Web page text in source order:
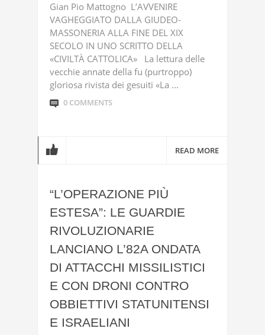
Gian Pio Mattogno L’AVVENIRE
VAGHEGGIATO DALLA GIUDEO-
MASSONERIA ALLA FINE DEL XIX
SECOLO IN UNO SCRITTO DELLA
«CIVILTÀ CATTOLICA» La lettura delle
vecchie annate della fu (purtroppo)
gloriosa rivista dei gesuiti «La ...
0 COMMENTS
READ MORE
“L’OPERAZIONE PIÙ
ESTESA”: LE GUARDIE
RIVOLUZIONARIE
LANCIANO L’82A ONDATA
DI ATTACCHI MISSILISTICI
E CON DRONI CONTRO
OBBIETTIVI STATUNITENSI
E ISRAELIANI